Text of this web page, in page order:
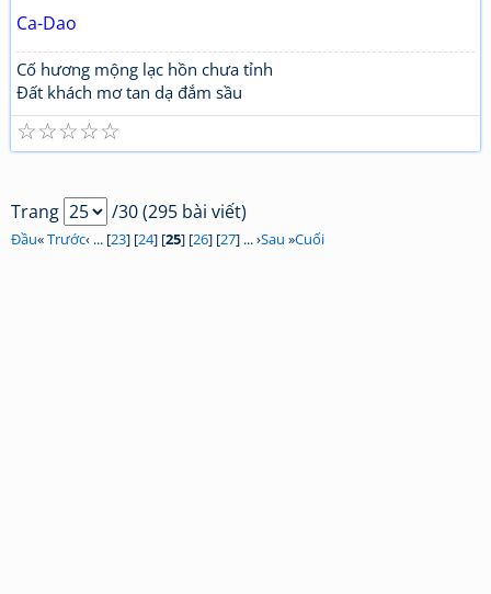
Ca-Dao
Cố hương mộng lạc hồn chưa tỉnh
Đất khách mơ tan dạ đắm sầu
☆
☆
☆
☆
☆
Trang /30 (295 bài viết)
Đầu«Trước‹ ... [23] [24] [25] [26] [27] ... ›Sau »Cuối